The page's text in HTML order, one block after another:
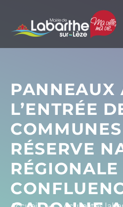
PANNEAUX
L’ENTRÉE
RÉSERVE
RÉGIONALE